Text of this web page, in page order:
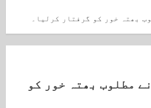
بھتہ خور کو گرفتار کرلیا۔
مطلوب بھتہ خور کو